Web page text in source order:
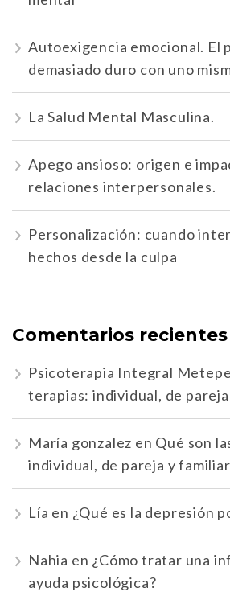
Autoexigencia emocional. El
demasiado duro con uno
La Salud Mental Masculina.
Apego ansioso: origen e
relaciones interpersonales.
Personalización: cuando
hechos desde la culpa
Comentarios recientes
Psicoterapia Integral
terapias: individual, de
María gonzalez en Qué son
individual, de pareja y familiar
Lía en ¿Qué es la depresión
Nahia en ¿Cómo tratar una
ayuda psicológica?